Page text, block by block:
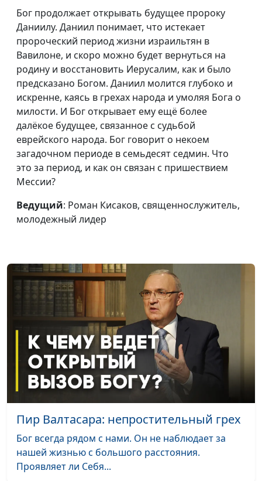
Почему Бог нарушает
нашу спокойную
жизнь?
Роман Кисаков,
священнослужитель,
Можно ли слишком
далеко уйти от Бога?
Роман Кисаков,
священнослужитель,
молодежный лидер
Как не бояться
настоящего и
будущего
Роман Кисаков,
священнослужитель,
молодежный лидер
Как на земле жить
вечно?
Роман Кисаков,
Призывает ли Бог
Бог продолжает открывать будущее пророку
Даниилу. Даниил понимает, что истекает
пророческий период жизни израильтян в
Вавилоне, и скоро можно будет вернуться на
родину и восстановить Иерусалим, как и было
предсказано Богом. Даниил молится глубоко и
искренне, каясь в грехах народа и умоляя Бога о
милости. И Бог открывает ему ещё более
далёкое будущее, связанное с судьбой
еврейского народа. Бог говорит о некоем
загадочном периоде в семьдесят седмин. Что
это за период, и как он связан с пришествием
Мессии?
Ведущий: Роман Кисаков, священнослужитель,
молодежный лидер
Пир Валтасара: непростительный грех
Бог всегда рядом с нами. Он не наблюдает за
нашей жизнью с большого расстояния.
Проявляет ли Себя...